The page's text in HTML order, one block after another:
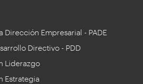
Dirección Empresarial - PADE
Directivo - PDD
Liderazgo
Estrategia